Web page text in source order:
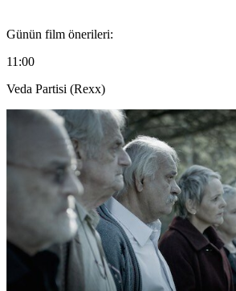
Günün film önerileri:
11:00
Veda Partisi (Rexx)